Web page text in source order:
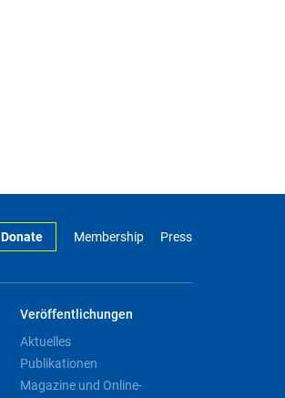
Donate Membership Press
Veröffentlichungen
Aktuelles
Publikationen
Magazine und Online-